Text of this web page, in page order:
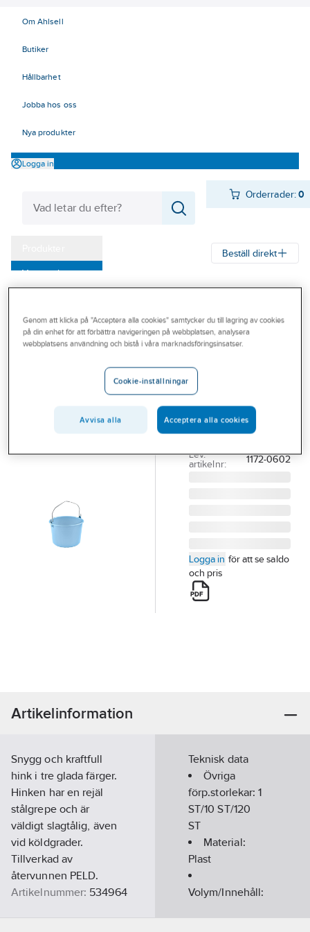
Om Ahlsell
Butiker
Hållbarhet
Jobba hos oss
Nya produkter
Logga in
Orderrader:0
Varumärken
Outlet
Branscher
Beställ direkt
NORDISKA PLAST AB
MURBRUKSHINK 17L
LJUSBLÅ AV
ÅTERVUNNEN PE
Lev.
artikelnr:
1172-0602
Logga in för att se saldo
och pris
Artikelinformation
Snygg och kraftfull
hink i tre glada färger.
Hinken har en rejäl
stålgrepe och är
väldigt slagtålig, även
vid köldgrader.
Tillverkad av
återvunnen PELD.
Artikelnummer: 534964
1172-0602
Teknisk data
Övriga
förp.storlekar:1
ST/10 ST/120
ST
Material:
Plast
Volym/Innehåll:
Genom att klicka på "Acceptera alla cookies" samtycker du till lagring av cookies
på din enhet för att förbättra navigeringen på webbplatsen, analysera
webbplatsens användning och bistå i våra marknadsföringsinsatser.
Cookie-inställningar
Avvisa alla Acceptera alla cookies